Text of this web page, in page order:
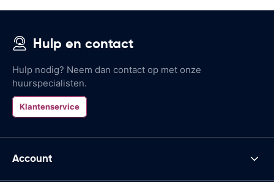
Hulp en contact
Hulp nodig? Neem dan contact op met onze
huurspecialisten.
Klantenservice
Account